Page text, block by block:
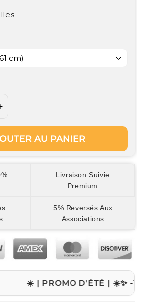
AU PANIER
Livraison Suivie
Premium
5% Reversés Aux
Associations
| PROMO D'ÉTÉ | ☀️✨ -10% sur